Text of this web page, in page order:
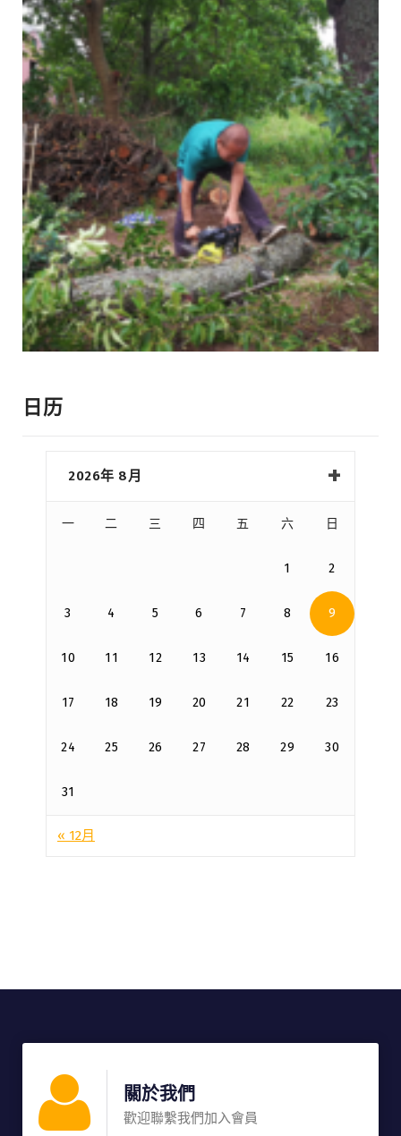
日历
2026年 8月
一 二 三 四 五 六 日
1 2
3 4 5 6 7 8 9
10 11 12 13 14 15 16
17 18 19 20 21 22 23
24 25 26 27 28 29 30
31
« 12月
關於我們
歡迎聯繫我們加入會員